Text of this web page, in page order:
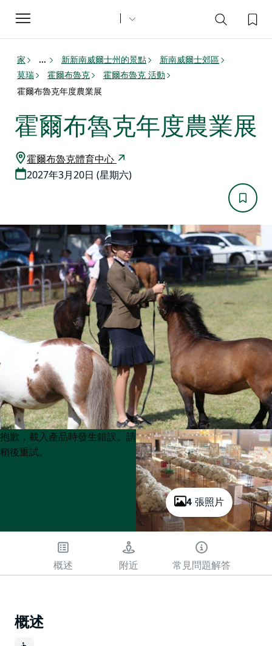
Toggle
navigation
家 ... 新新南威爾士州的景點
新南威爾士郊區
莫瑞
霍爾布魯克
霍爾布魯克 活動
霍爾布魯克年度農業展
霍爾布魯克年度農業展
霍爾布魯克體育中心
2027年3月20日 (星期六)
4 張照片
Product
List
Product
List
抱歉，載入產品時發生錯誤。請
稍後重試。
概述 附近 常見問題解答
概述